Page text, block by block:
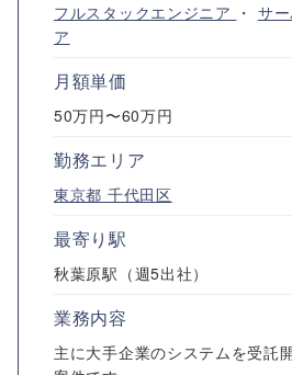
フルスタックエンジニア ・ サ
ア
月額単価
50万円〜60万円
勤務エリア
東京都 千代田区
最寄り駅
秋葉原駅（週5出社）
業務内容
主に大手企業のシステムを受託